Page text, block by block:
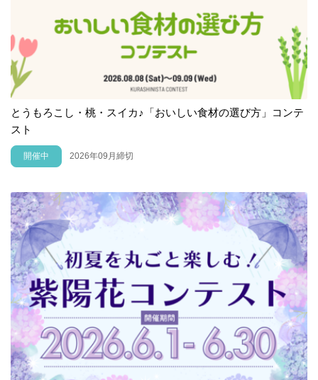
とうもろこし・桃・スイカ♪「おいしい食材の選び方」コンテ
スト
開催中 2026年09月締切